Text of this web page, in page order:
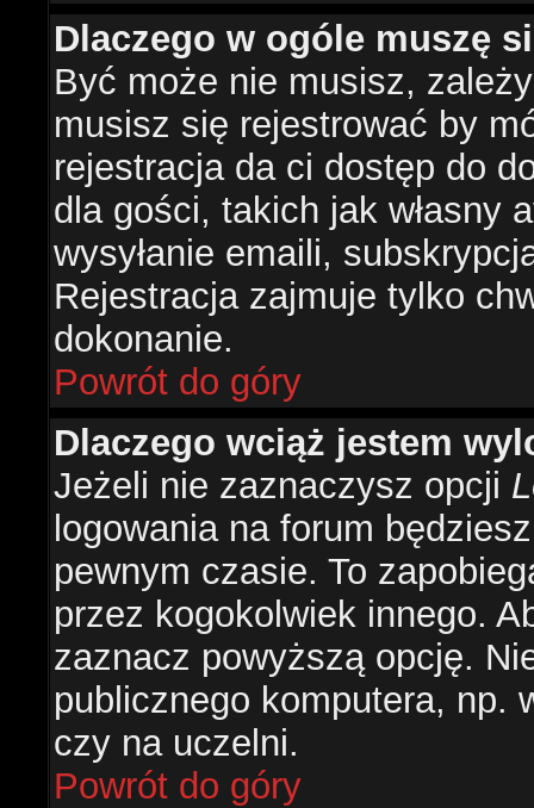
Dlaczego w ogóle muszę
Być może nie musisz,
musisz się rejestrować by
rejestracja da ci dostęp do
dla gości, takich jak własny
wysyłanie emaili,
Rejestracja zajmuje tylko
dokonanie.
Powrót do góry
Dlaczego wciąż jestem
Jeżeli nie zaznaczysz opcji
logowania na forum
pewnym czasie. To
przez kogokolwiek innego.
zaznacz powyższą opcję.
publicznego komputera, np.
czy na uczelni.
Powrót do góry